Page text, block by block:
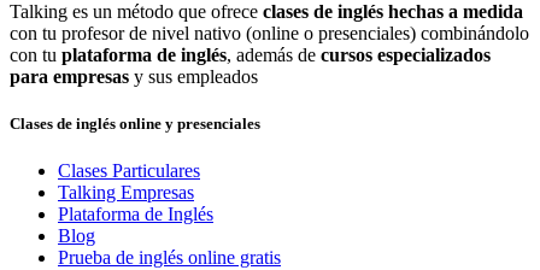
Talking es un método que ofrece clases de inglés hechas a medida
con tu profesor de nivel nativo (online o presenciales) combinándolo
con tu plataforma de inglés, además de cursos especializados
para empresas y sus empleados
Clases de inglés online y presenciales
Clases Particulares
Talking Empresas
Plataforma de Inglés
Blog
Prueba de inglés online gratis